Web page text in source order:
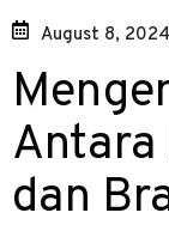
August 8, 2024
Antara
dan